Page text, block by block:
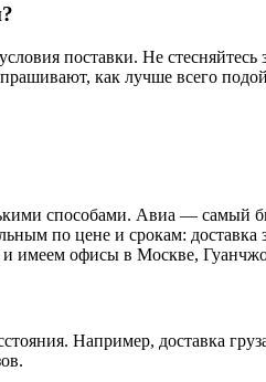
поставки. Не
как лучше всего
способами. Авиа — самый
по цене и срокам:
и имеем офисы в Москве,
Например, доставка